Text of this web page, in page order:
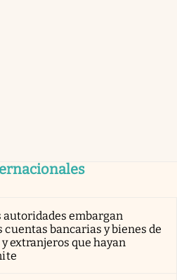
autoridades embargan
bancarias y bienes de
extranjeros que hayan